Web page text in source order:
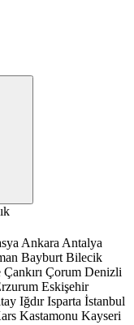
Ankara Antalya
Bayburt Bilecik
Çankırı Çorum Denizli
Eskişehir
Iğdır Isparta İstanbul
Kastamonu Kayseri